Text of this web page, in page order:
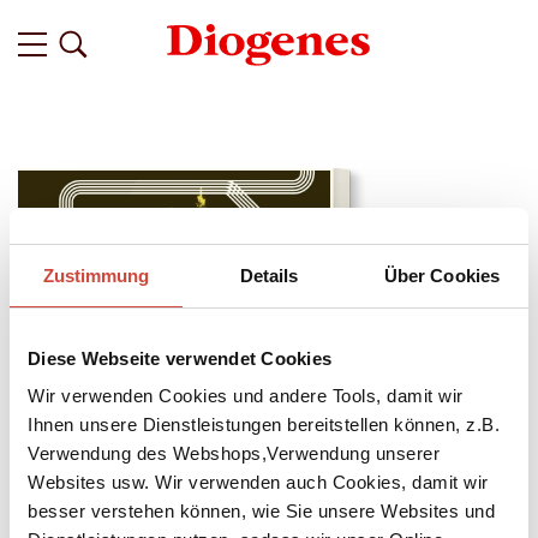
Zustimmung Details Über Cookies
Diese Webseite verwendet Cookies
Wir verwenden Cookies und andere Tools, damit wir
Ihnen unsere Dienstleistungen bereitstellen können, z.B.
Verwendung des Webshops,Verwendung unserer
Websites usw. Wir verwenden auch Cookies, damit wir
besser verstehen können, wie Sie unsere Websites und
Download Bilddatei ↘